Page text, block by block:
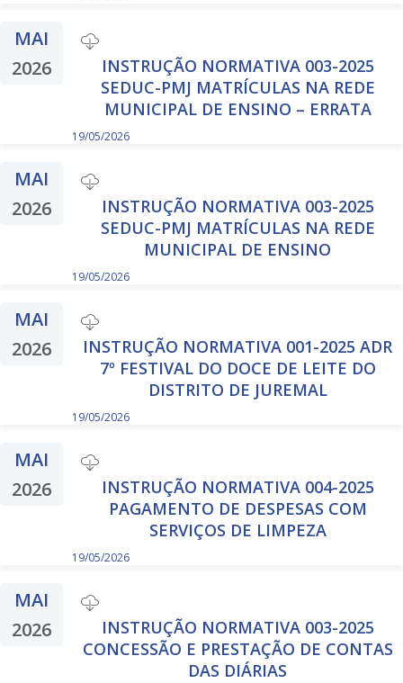
MAI
2026
INSTRUÇÃO NORMATIVA 003-2025
SEDUC-PMJ MATRÍCULAS NA REDE
MUNICIPAL DE ENSINO – ERRATA
19/05/2026
MAI
2026
INSTRUÇÃO NORMATIVA 003-2025
SEDUC-PMJ MATRÍCULAS NA REDE
MUNICIPAL DE ENSINO
19/05/2026
MAI
2026
INSTRUÇÃO NORMATIVA 001-2025 ADR
7º FESTIVAL DO DOCE DE LEITE DO
DISTRITO DE JUREMAL
19/05/2026
MAI
2026
INSTRUÇÃO NORMATIVA 004-2025
PAGAMENTO DE DESPESAS COM
SERVIÇOS DE LIMPEZA
19/05/2026
MAI
2026
INSTRUÇÃO NORMATIVA 003-2025
CONCESSÃO E PRESTAÇÃO DE CONTAS
DAS DIÁRIAS